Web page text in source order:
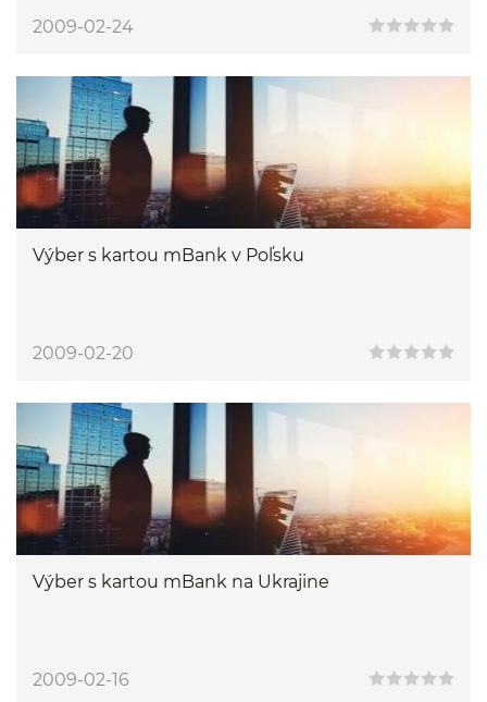
2009-02-24
Výber s kartou mBank v Poľsku
2009-02-20
Výber s kartou mBank na Ukrajine
2009-02-16